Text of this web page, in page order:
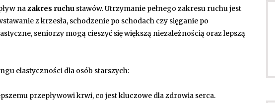
nazakres ruchu stawów. Utrzymanie pełnego zakresu ruchu jest
z krzesła, schodzenie po schodach czy sięganie po
seniorzy mogą cieszyć się większą niezależnością oraz lepszą
elastyczności dla osób starszych:
przepływowi krwi, co jest kluczowe dla zdrowia serca.